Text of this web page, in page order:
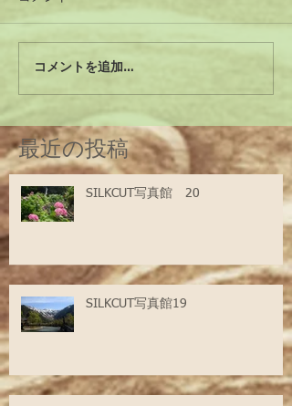
コメントを追加…
最近の投稿
SILKCUT写真館 20
SILKCUT写真館19